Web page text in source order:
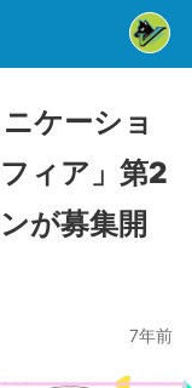
ケーショ
ィア」第2
が募集開
7年前